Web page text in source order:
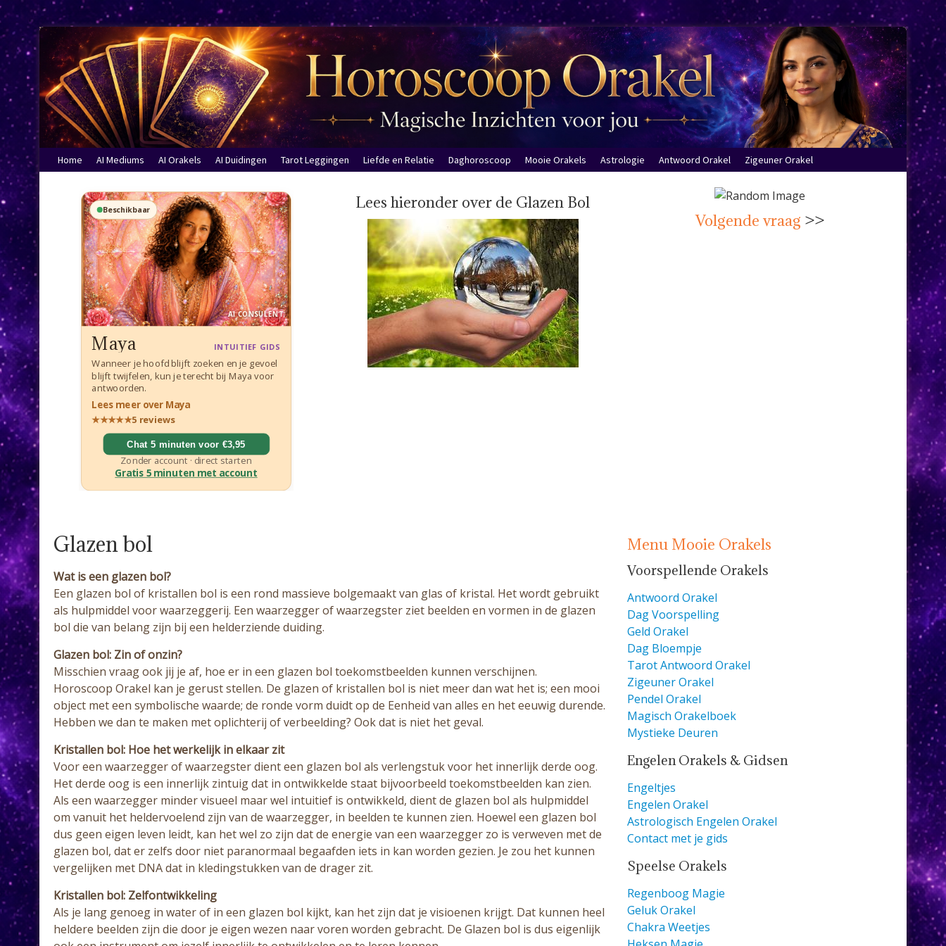
Home AI Mediums AI Orakels AI Duidingen Tarot Leggingen Liefde en Relatie Daghoroscoop Mooie Orakels Astrologie Antwoord Orakel Zigeuner Orakel
Lees hieronder over de Glazen Bol
Volgende vraag >>
Glazen bol
Wat is een glazen bol?
Een glazen bol of kristallen bol is een rond massieve bolgemaakt van glas of kristal. Het wordt gebruikt
als hulpmiddel voor waarzeggerij. Een waarzegger of waarzegster ziet beelden en vormen in de glazen
bol die van belang zijn bij een helderziende duiding.
Glazen bol: Zin of onzin?
Misschien vraag ook jij je af, hoe er in een glazen bol toekomstbeelden kunnen verschijnen.
Horoscoop Orakel kan je gerust stellen. De glazen of kristallen bol is niet meer dan wat het is; een mooi
object met een symbolische waarde; de ronde vorm duidt op de Eenheid van alles en het eeuwig durende.
Hebben we dan te maken met oplichterij of verbeelding? Ook dat is niet het geval.
Kristallen bol: Hoe het werkelijk in elkaar zit
Voor een waarzegger of waarzegster dient een glazen bol als verlengstuk voor het innerlijk derde oog.
Het derde oog is een innerlijk zintuig dat in ontwikkelde staat bijvoorbeeld toekomstbeelden kan zien.
Als een waarzegger minder visueel maar wel intuitief is ontwikkeld, dient de glazen bol als hulpmiddel
om vanuit het heldervoelend zijn van de waarzegger, in beelden te kunnen zien. Hoewel een glazen bol
dus geen eigen leven leidt, kan het wel zo zijn dat de energie van een waarzegger zo is verweven met de
glazen bol, dat er zelfs door niet paranormaal begaafden iets in kan worden gezien. Je zou het kunnen
vergelijken met DNA dat in kledingstukken van de drager zit.
Kristallen bol: Zelfontwikkeling
Als je lang genoeg in water of in een glazen bol kijkt, kan het zijn dat je visioenen krijgt. Dat kunnen heel
heldere beelden zijn die door je eigen wezen naar voren worden gebracht. De Glazen bol is dus eigenlijk
Menu Mooie Orakels
Voorspellende Orakels
Antwoord Orakel
Dag Voorspelling
Geld Orakel
Dag Bloempje
Tarot Antwoord Orakel
Zigeuner Orakel
Pendel Orakel
Magisch Orakelboek
Mystieke Deuren
Engelen Orakels & Gidsen
Engeltjes
Engelen Orakel
Astrologisch Engelen Orakel
Contact met je gids
Speelse Orakels
Regenboog Magie
Geluk Orakel
Chakra Weetjes